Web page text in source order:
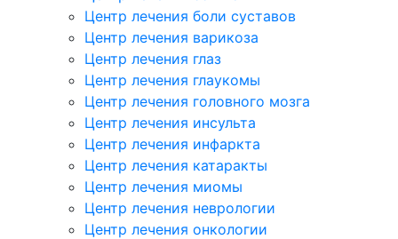
Центр лечения боли суставов
Центр лечения варикоза
Центр лечения глаз
Центр лечения глаукомы
Центр лечения головного мозга
Центр лечения инсульта
Центр лечения инфаркта
Центр лечения катаракты
Центр лечения миомы
Центр лечения неврологии
Центр лечения онкологии